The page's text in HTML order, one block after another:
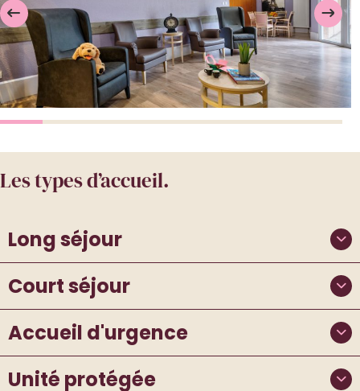
Les types d’accueil.
Long séjour
Court séjour
Accueil d'urgence
Unité protégée